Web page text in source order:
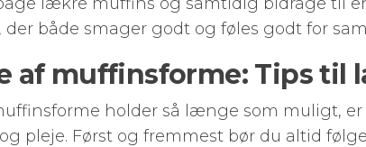
både smager godt og føles godt for
af muffinsforme: Tips til
holder så længe som muligt,
pleje. Først og fremmest bør du altid